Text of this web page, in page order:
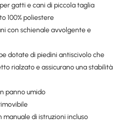
gatti e cani di piccola taglia
100% poliestere
con schienale avvolgente e
dotate di piedini antiscivolo che
rialzato e assicurano una stabilità
panno umido
manuale di istruzioni incluso